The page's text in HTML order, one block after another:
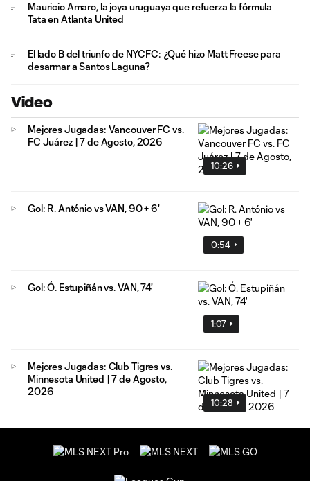
Mauricio Amaro, la joya uruguaya que refuerza la fórmula
Tata en Atlanta United
El lado B del triunfo de NYCFC: ¿Qué hizo Matt Freese para
desarmar a Santos Laguna?
Video
10:26
Mejores Jugadas: Vancouver FC vs.
FC Juárez | 7 de Agosto, 2026
0:54
Gol: R. António vs VAN, 90 + 6'
1:07
Gol: Ó. Estupiñán vs. VAN, 74'
10:28
Mejores Jugadas: Club Tigres vs.
Minnesota United | 7 de Agosto,
2026